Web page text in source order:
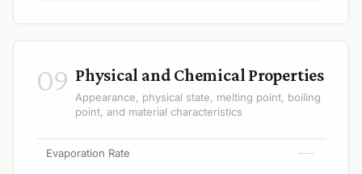
09 Physical and Chemical Properties
Appearance, physical state, melting point, boiling
point, and material characteristics
Evaporation Rate ---